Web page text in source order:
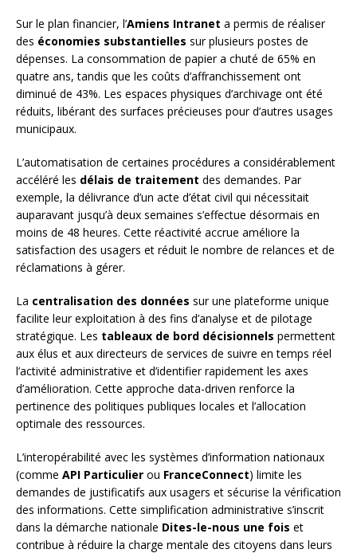
Sur le plan financier, l’Amiens Intranet a permis de réaliser
des économies substantielles sur plusieurs postes de
dépenses. La consommation de papier a chuté de 65% en
quatre ans, tandis que les coûts d’affranchissement ont
diminué de 43%. Les espaces physiques d’archivage ont été
réduits, libérant des surfaces précieuses pour d’autres usages
municipaux.
L’automatisation de certaines procédures a considérablement
accéléré les délais de traitement des demandes. Par
exemple, la délivrance d’un acte d’état civil qui nécessitait
auparavant jusqu’à deux semaines s’effectue désormais en
moins de 48 heures. Cette réactivité accrue améliore la
satisfaction des usagers et réduit le nombre de relances et de
réclamations à gérer.
La centralisation des données sur une plateforme unique
facilite leur exploitation à des fins d’analyse et de pilotage
stratégique. Les tableaux de bord décisionnels permettent
aux élus et aux directeurs de services de suivre en temps réel
l’activité administrative et d’identifier rapidement les axes
d’amélioration. Cette approche data-driven renforce la
pertinence des politiques publiques locales et l’allocation
optimale des ressources.
L’interopérabilité avec les systèmes d’information nationaux
(comme API Particulier ou FranceConnect) limite les
demandes de justificatifs aux usagers et sécurise la vérification
des informations. Cette simplification administrative s’inscrit
dans la démarche nationale Dites-le-nous une fois et
contribue à réduire la charge mentale des citoyens dans leurs